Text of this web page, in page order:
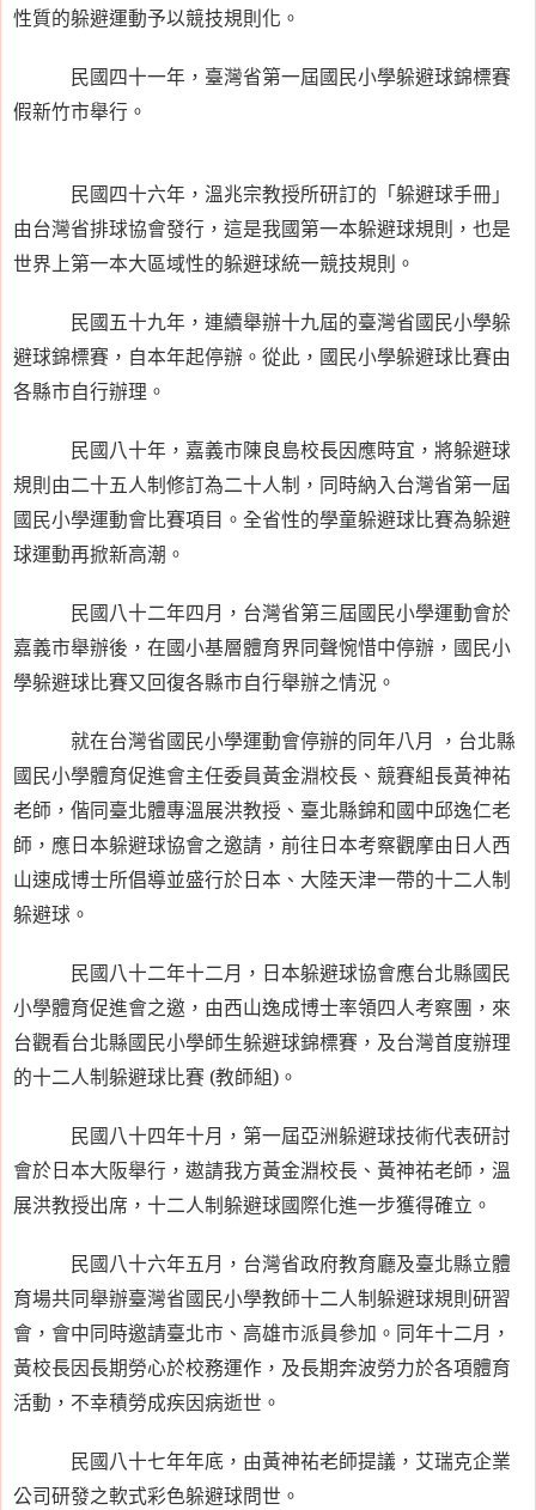
性質的躲避運動予以競技規則化。
民國四十一年，臺灣省第一屆國民小學躲避球錦標賽
假新竹市舉行。
民國四十六年，溫兆宗教授所研訂的「躲避球手冊」
由台灣省排球協會發行，這是我國第一本躲避球規則，也是
世界上第一本大區域性的躲避球統一競技規則。
民國五十九年，連續舉辦十九屆的臺灣省國民小學躲
避球錦標賽，自本年起停辦。從此，國民小學躲避球比賽由
各縣市自行辦理。
民國八十年，嘉義市陳良島校長因應時宜，將躲避球
規則由二十五人制修訂為二十人制，同時納入台灣省第一屆
國民小學運動會比賽項目。全省性的學童躲避球比賽為躲避
球運動再掀新高潮。
民國八十二年四月，台灣省第三屆國民小學運動會於
嘉義市舉辦後，在國小基層體育界同聲惋惜中停辦，國民小
學躲避球比賽又回復各縣市自行舉辦之情況。
就在台灣省國民小學運動會停辦的同年八月 ，台北縣
國民小學體育促進會主任委員黃金淵校長、競賽組長黃神祐
老師，偕同臺北體專溫展洪教授、臺北縣錦和國中邱逸仁老
師，應日本躲避球協會之邀請，前往日本考察觀摩由日人西
山速成博士所倡導並盛行於日本、大陸天津一帶的十二人制
躲避球。
民國八十二年十二月，日本躲避球協會應台北縣國民
小學體育促進會之邀，由西山逸成博士率領四人考察團，來
台觀看台北縣國民小學師生躲避球錦標賽，及台灣首度辦理
的十二人制躲避球比賽 (教師組) 。
民國八十四年十月，第一屆亞洲躲避球技術代表研討
會於日本大阪舉行，遨請我方黃金淵校長、黃神祐老師，溫
展洪教授出席，十二人制躲避球國際化進一步獲得確立。
民國八十六年五月，台灣省政府教育廳及臺北縣立體
育場共同舉辦臺灣省國民小學教師十二人制躲避球規則研習
會，會中同時邀請臺北市、高雄市派員參加。同年十二月，
黃校長因長期勞心於校務運作，及長期奔波勞力於各項體育
活動，不幸積勞成疾因病逝世。
民國八十七年年底，由黃神祐老師提議，艾瑞克企業
公司研發之軟式彩色躲避球問世。